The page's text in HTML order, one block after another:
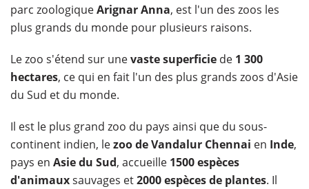
parc zoologiqueArignar Anna, est l'un des zoos les
plus grands du monde pour plusieurs raisons.
Le zoo s'étend sur unevaste superficie de 1 300
hectares, ce qui en fait l'un des plus grands zoos d'Asie
du Sud et du monde.
Il est le plus grand zoo du pays ainsi que du sous-
continent indien, lezoo de Vandalur Chennai en Inde,
pays en Asie du Sud, accueille 1500 espèces
d'animauxsauvages et2000 espèces de plantes. Il